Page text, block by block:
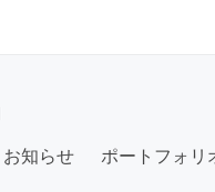
お知らせ ポートフォリ